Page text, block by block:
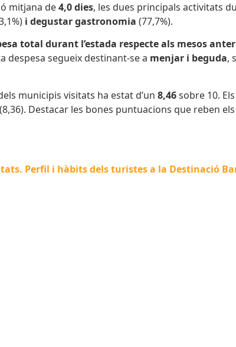
mitjana de4,0 dies, les dues principals activitats
i degustar gastronomia (77,7%).
total durant l’estada respecte als mesos
despesa segueix destinant-se a menjar i beguda,
municipis visitats ha estat d’un 8,46sobre 10.
Destacar les bones puntuacions que reben
Perfil i hàbits dels turistes a la Destinació